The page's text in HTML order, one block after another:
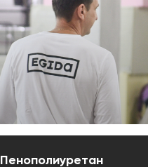
Пенополиуретан